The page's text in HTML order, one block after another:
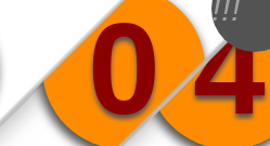
0 4
!!!